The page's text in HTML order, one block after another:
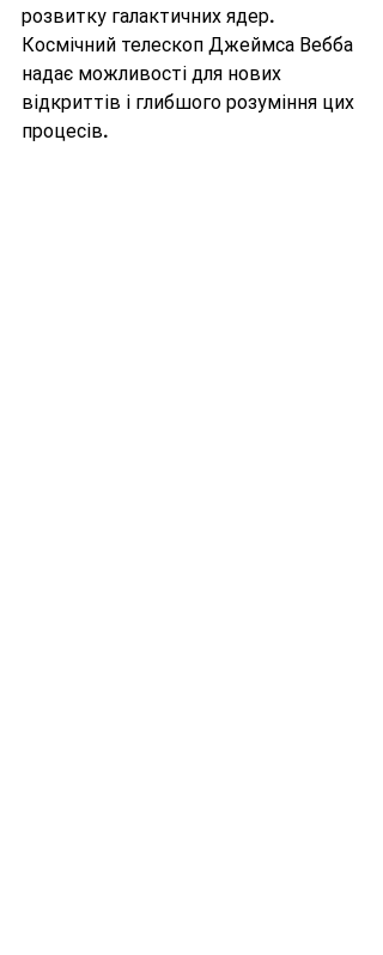
розвитку галактичних ядер.
Космічний телескоп Джеймса Вебба
надає можливості для нових
відкриттів і глибшого розуміння цих
процесів.